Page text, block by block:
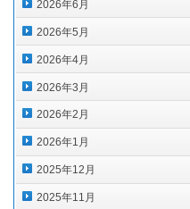
2026年6月
2026年5月
2026年4月
2026年3月
2026年2月
2026年1月
2025年12月
2025年11月